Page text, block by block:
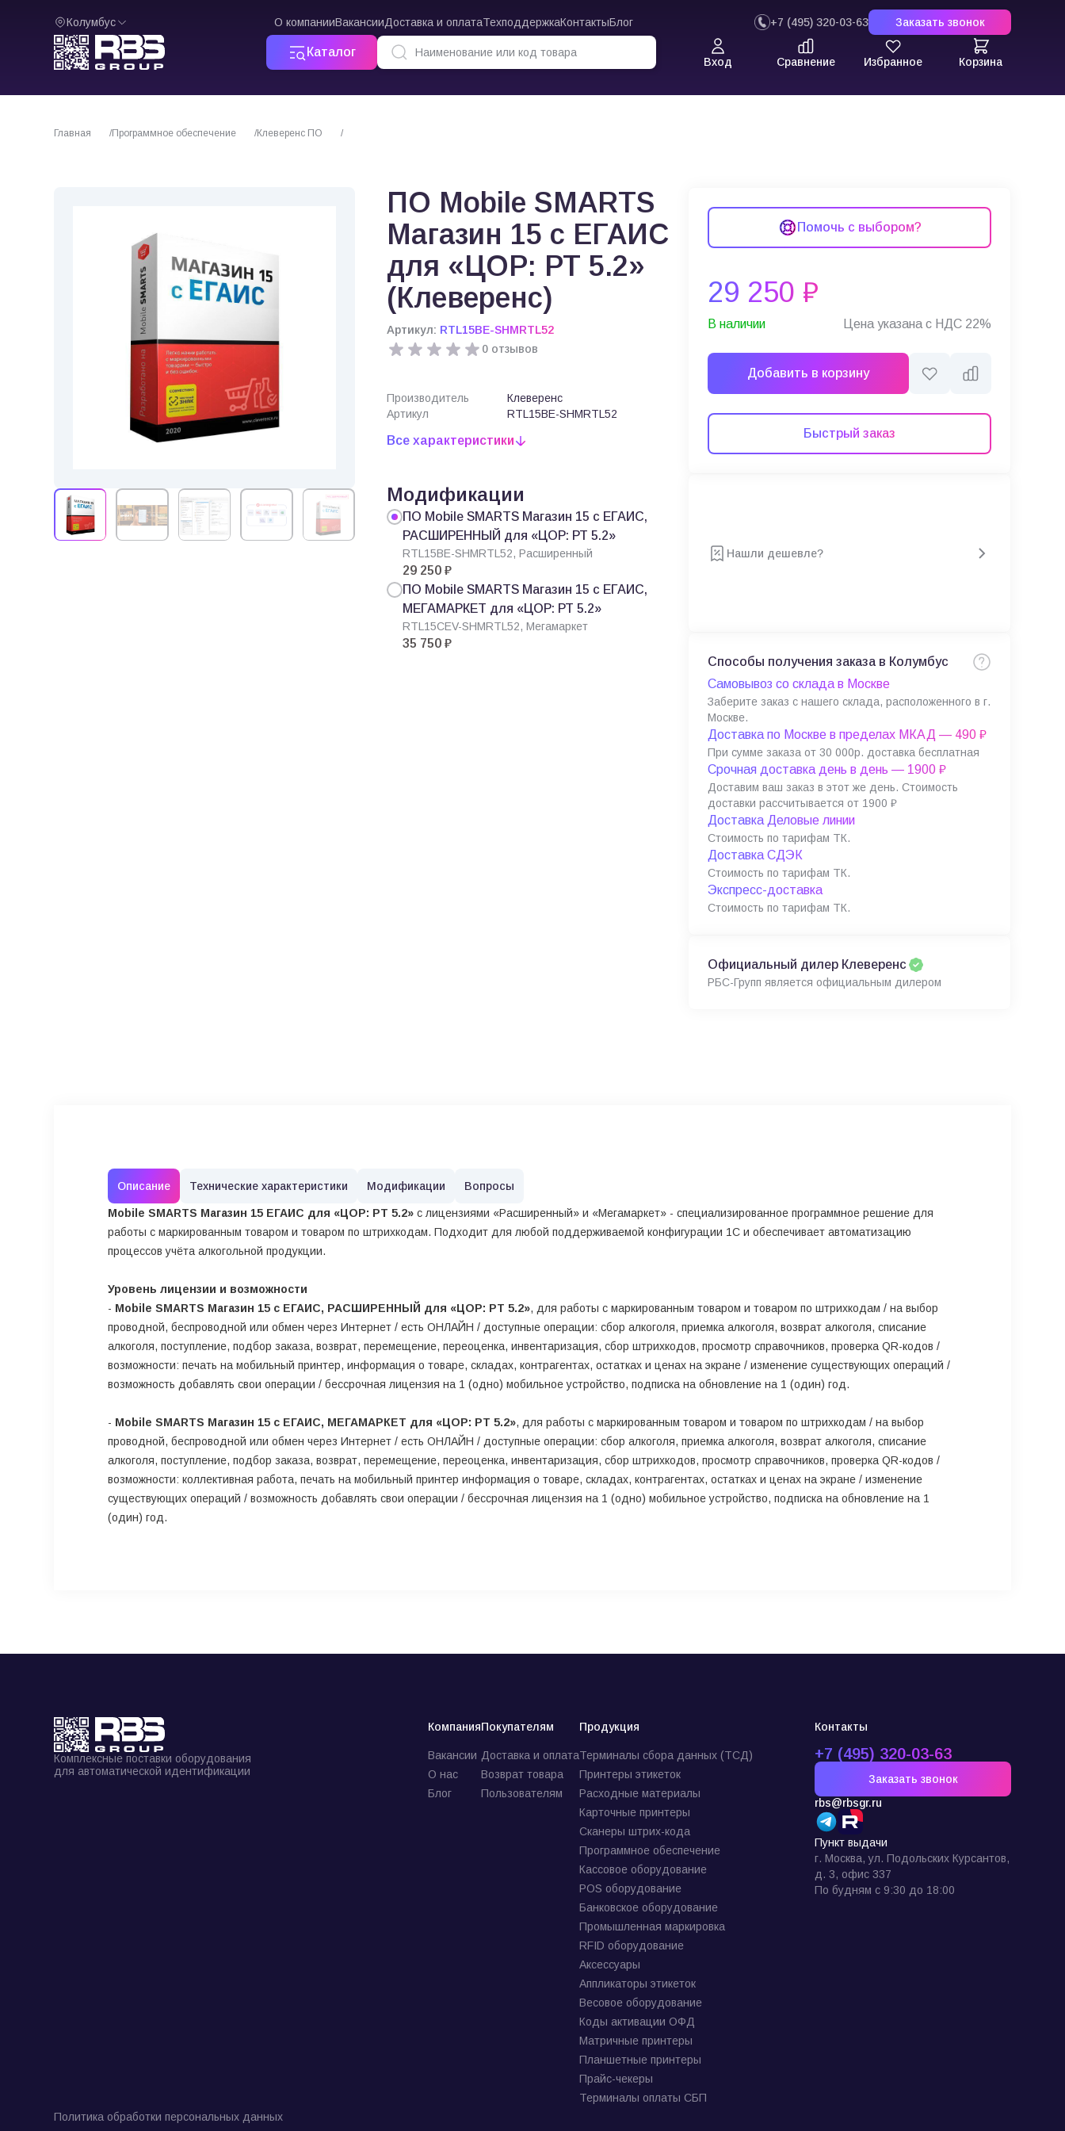
Колумбус О компанииВакансииДоставка и оплатаТехподдержкаКонтактыБлог +7 (495) 320-03-63 Заказать звонок
Каталог
Вход Сравнение Избранное Корзина
Главная Программное обеспечение Клеверенс ПО
ПО Mobile SMARTS
Магазин 15 с ЕГАИС
для «ЦОР: РТ 5.2»
(Клеверенс)
Артикул: RTL15BE-SHMRTL52
0 отзывов
Производитель
Клеверенс
Артикул
RTL15BE-SHMRTL52
Все характеристики
Модификации
ПО Mobile SMARTS Магазин 15 с ЕГАИС,
РАСШИРЕННЫЙ для «ЦОР: РТ 5.2»
RTL15BE-SHMRTL52, Расширенный
29 250 ₽
ПО Mobile SMARTS Магазин 15 с ЕГАИС,
МЕГАМАРКЕТ для «ЦОР: РТ 5.2»
RTL15CEV-SHMRTL52, Мегамаркет
35 750 ₽
Помочь с выбором?
29 250 ₽
В наличии Цена указана с НДС 22%
Добавить в корзину
Быстрый заказ
Нашли дешевле?
Способы получения заказа в Колумбус
Самовывоз со склада в Москве
Заберите заказ с нашего склада, расположенного в г.
Москве.
Доставка по Москве в пределах МКАД — 490 ₽
При сумме заказа от 30 000р. доставка бесплатная
Срочная доставка день в день — 1900 ₽
Доставим ваш заказ в этот же день. Стоимость
доставки рассчитывается от 1900 ₽
Доставка Деловые линии
Стоимость по тарифам ТК.
Доставка СДЭК
Стоимость по тарифам ТК.
Экспресс-доставка
Стоимость по тарифам ТК.
Официальный дилер Клеверенс
РБС-Групп является официальным дилером
Описание Технические характеристики Модификации Вопросы
Mobile SMARTS Магазин 15 ЕГАИС для «ЦОР: РТ 5.2» с лицензиями «Расширенный» и «Мегамаркет» - специализированное программное решение для
работы с маркированным товаром и товаром по штрихкодам. Подходит для любой поддерживаемой конфигурации 1С и обеспечивает автоматизацию
процессов учёта алкогольной продукции.
Уровень лицензии и возможности
- Mobile SMARTS Магазин 15 с ЕГАИС, РАСШИРЕННЫЙ для «ЦОР: РТ 5.2», для работы с маркированным товаром и товаром по штрихкодам / на выбор
проводной, беспроводной или обмен через Интернет / есть ОНЛАЙН / доступные операции: сбор алкоголя, приемка алкоголя, возврат алкоголя, списание
алкоголя, поступление, подбор заказа, возврат, перемещение, переоценка, инвентаризация, сбор штрихкодов, просмотр справочников, проверка QR-кодов /
возможности: печать на мобильный принтер, информация о товаре, складах, контрагентах, остатках и ценах на экране / изменение существующих операций /
возможность добавлять свои операции / бессрочная лицензия на 1 (одно) мобильное устройство, подписка на обновление на 1 (один) год.
- Mobile SMARTS Магазин 15 с ЕГАИС, МЕГАМАРКЕТ для «ЦОР: РТ 5.2», для работы с маркированным товаром и товаром по штрихкодам / на выбор
проводной, беспроводной или обмен через Интернет / есть ОНЛАЙН / доступные операции: сбор алкоголя, приемка алкоголя, возврат алкоголя, списание
алкоголя, поступление, подбор заказа, возврат, перемещение, переоценка, инвентаризация, сбор штрихкодов, просмотр справочников, проверка QR-кодов /
возможности: коллективная работа, печать на мобильный принтер информация о товаре, складах, контрагентах, остатках и ценах на экране / изменение
существующих операций / возможность добавлять свои операции / бессрочная лицензия на 1 (одно) мобильное устройство, подписка на обновление на 1
(один) год.
Комплексные поставки оборудования
для автоматической идентификации
Компания
Вакансии
О нас
Блог
Покупателям
Доставка и оплата
Возврат товара
Пользователям
Продукция
Терминалы сбора данных (ТСД)
Принтеры этикеток
Расходные материалы
Карточные принтеры
Сканеры штрих-кода
Программное обеспечение
Кассовое оборудование
POS оборудование
Банковское оборудование
Промышленная маркировка
RFID оборудование
Аксессуары
Аппликаторы этикеток
Весовое оборудование
Коды активации ОФД
Матричные принтеры
Планшетные принтеры
Прайс-чекеры
Терминалы оплаты СБП
Контакты
+7 (495) 320-03-63
Заказать звонок
rbs@rbsgr.ru
Пункт выдачи
г. Москва, ул. Подольских Курсантов,
д. 3, офис 337
По будням с 9:30 до 18:00
Политика обработки персональных данных